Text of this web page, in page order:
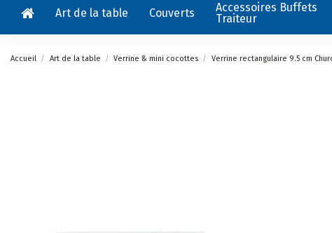
Art de la table Couverts
Accessoires Buffets
Traiteur
Accueil Art de la table Verrine & mini cocottes Verrine rectangulaire 9.5 cm